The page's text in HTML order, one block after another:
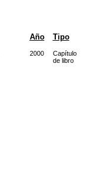
Año Tipo
2000
Capítulo
de libro